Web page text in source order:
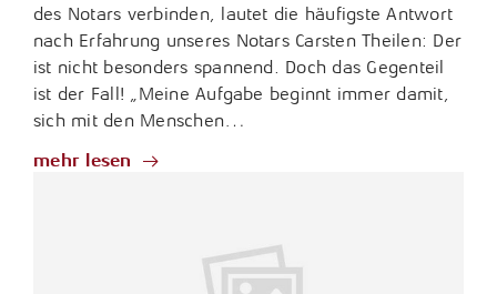
des Notars verbinden, lautet die häufigste Antwort
nach Erfahrung unseres Notars Carsten Theilen: Der
ist nicht besonders spannend. Doch das Gegenteil
ist der Fall! „Meine Aufgabe beginnt immer damit,
sich mit den Menschen…
mehr lesen